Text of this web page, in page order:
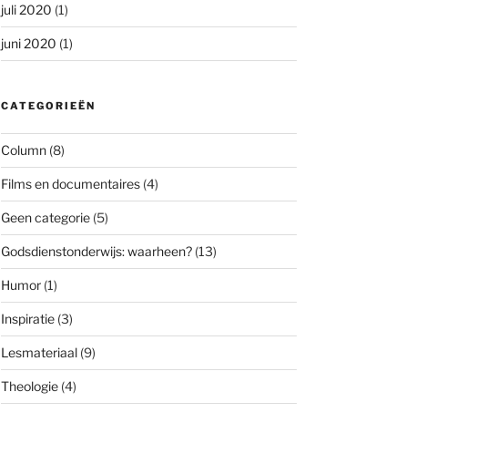
juli 2020 (1)
juni 2020 (1)
CATEGORIEËN
Column(8)
Films en documentaires(4)
Geen categorie(5)
Godsdienstonderwijs: waarheen?(13)
Humor(1)
Inspiratie(3)
Lesmateriaal(9)
Theologie(4)